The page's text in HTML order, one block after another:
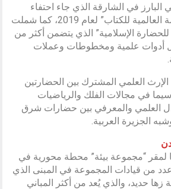
البارز في الشارقة الذي جاء احتفاء
باختيار الشارقة “العاصمة العالمية للكتاب” لعام 2019، كما شملت
الإسلامية” الذي يتضمن أكثر من
تشمل أدوات علمية ومخطوطات وعملات
الإرث العلمي المشترك بين الحضارتين
سيما في مجالات الفلك والرياضيات
العلمي والمعرفي بين حضارات شرق
الجزيرة العربية.
لمقر “مجموعة بيئة” محطة محورية في
من قيادات المجموعة في المبنى الذي
زها حديد، والذي يُعد من أكثر المباني